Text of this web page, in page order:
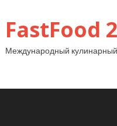
FastFood
Международный